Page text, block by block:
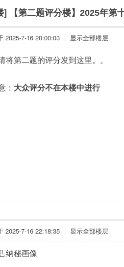
] 【第二题评分楼】2025年第
2025-7-16 20:00:03 | 显示全部楼层
将第二题的评分发到这里。。
： 大众评分不在本楼中进行
2025-7-16 22:18:35 | 显示全部楼层
纳秘画像